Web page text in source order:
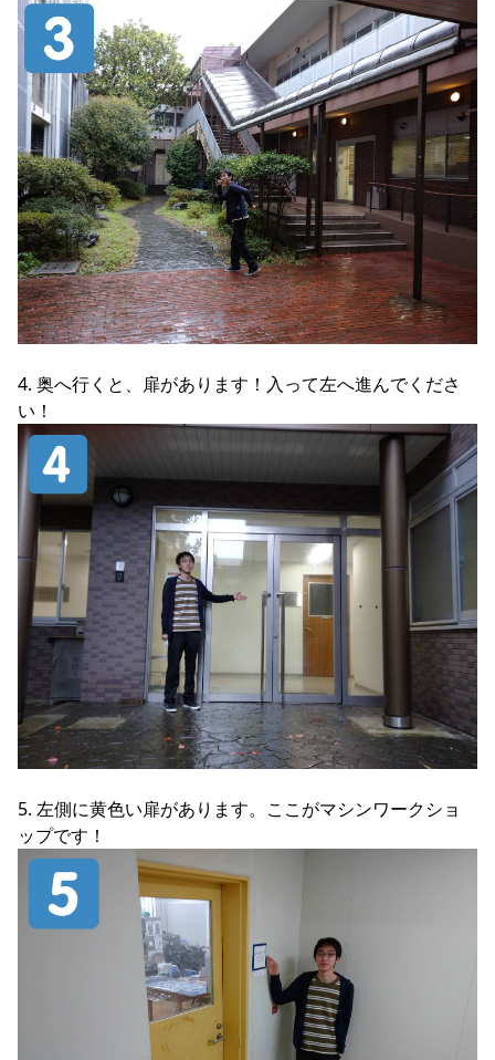
4. 奥へ行くと、扉があります！入って左へ進んでくださ
い！
5. 左側に黄色い扉があります。ここがマシンワークショ
ップです！